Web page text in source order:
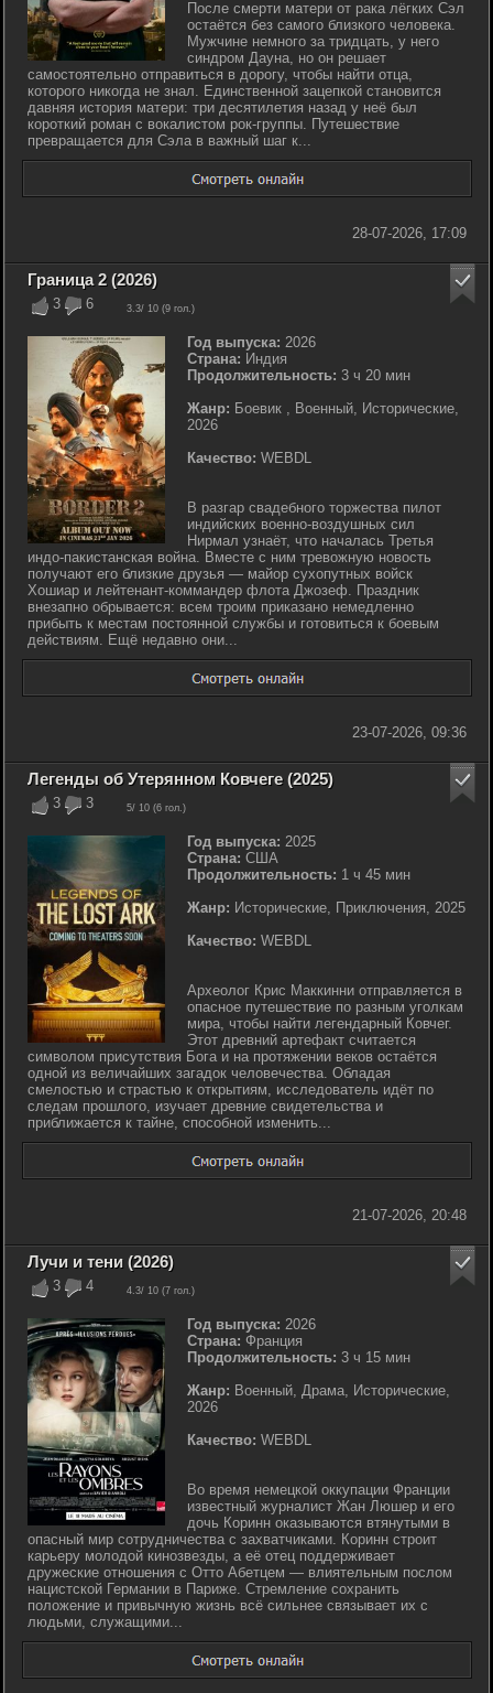
После смерти матери от рака лёгких Сэл
остаётся без самого близкого человека.
Мужчине немного за тридцать, у него
синдром Дауна, но он решает
самостоятельно отправиться в дорогу, чтобы найти отца,
которого никогда не знал. Единственной зацепкой становится
давняя история матери: три десятилетия назад у неё был
короткий роман с вокалистом рок-группы. Путешествие
превращается для Сэла в важный шаг к...
28-07-2026, 17:09
3 6 3.3/ 10 (9 гол.)
Граница 2 (2026)
Год выпуска: 2026
Страна: Индия
Продолжительность: 3 ч 20 мин
Жанр: Боевик , Военный, Исторические,
2026
Качество: WEBDL
В разгар свадебного торжества пилот
индийских военно-воздушных сил
Нирмал узнаёт, что началась Третья
индо-пакистанская война. Вместе с ним тревожную новость
получают его близкие друзья — майор сухопутных войск
Хошиар и лейтенант-коммандер флота Джозеф. Праздник
внезапно обрывается: всем троим приказано немедленно
прибыть к местам постоянной службы и готовиться к боевым
действиям. Ещё недавно они...
23-07-2026, 09:36
3 3 5/ 10 (6 гол.)
Легенды об Утерянном Ковчеге (2025)
Год выпуска: 2025
Страна: США
Продолжительность: 1 ч 45 мин
Жанр: Исторические, Приключения, 2025
Качество: WEBDL
Археолог Крис Маккинни отправляется в
опасное путешествие по разным уголкам
мира, чтобы найти легендарный Ковчег.
Этот древний артефакт считается
символом присутствия Бога и на протяжении веков остаётся
одной из величайших загадок человечества. Обладая
смелостью и страстью к открытиям, исследователь идёт по
следам прошлого, изучает древние свидетельства и
приближается к тайне, способной изменить...
21-07-2026, 20:48
3 4 4.3/ 10 (7 гол.)
Лучи и тени (2026)
Год выпуска: 2026
Страна: Франция
Продолжительность: 3 ч 15 мин
Жанр: Военный, Драма, Исторические,
2026
Качество: WEBDL
Во время немецкой оккупации Франции
известный журналист Жан Люшер и его
дочь Коринн оказываются втянутыми в
опасный мир сотрудничества с захватчиками. Коринн строит
карьеру молодой кинозвезды, а её отец поддерживает
дружеские отношения с Отто Абетцем — влиятельным послом
нацистской Германии в Париже. Стремление сохранить
положение и привычную жизнь всё сильнее связывает их с
людьми, служащими...